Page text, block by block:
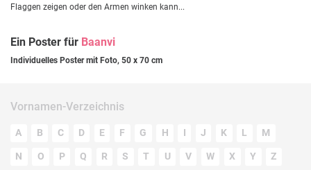
Flaggen zeigen oder den Armen winken kann...
Ein Poster für Baanvi
Individuelles Poster mit Foto, 50 x 70 cm
Vornamen-Verzeichnis
A B C D E F G H I J K L M
N O P Q R S T U V W X Y Z